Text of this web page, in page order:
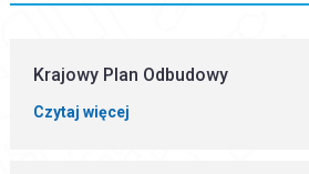
Krajowy Plan Odbudowy
Czytaj więcej